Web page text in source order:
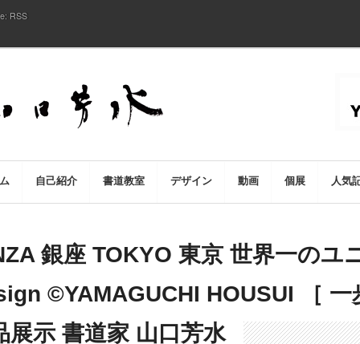
RSS
自己紹介 書道教室 デザイン 動画 個展 人気
銀座 TOKYO 東京 世界一のユ
©︎YAMAGUCHI HOUSUI ［ 一
展示 書道家 山口芳水